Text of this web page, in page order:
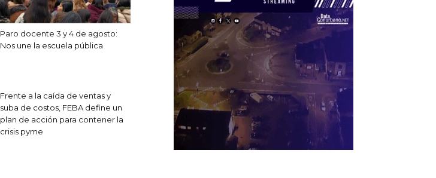
Paro docente 3 y 4 de agosto:
Nos une la escuela pública
Frente a la caída de ventas y
suba de costos, FEBA define un
plan de acción para contener la
crisis pyme